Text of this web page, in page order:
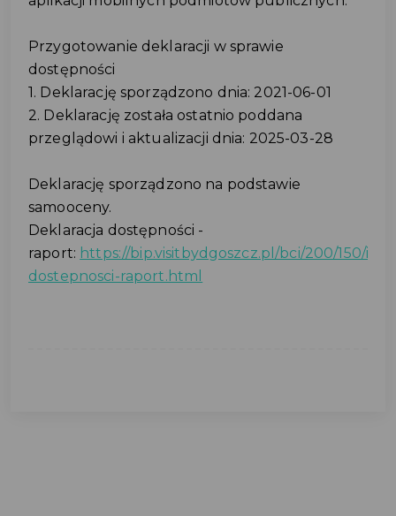
Przygotowanie deklaracji w sprawie
dostępności
1. Deklarację sporządzono dnia: 2021-06-01
2. Deklarację została ostatnio poddana
przeglądowi i aktualizacji dnia: 2025-03-28
Deklarację sporządzono na podstawie
samooceny.
Deklaracja dostępności -
raport: https://bip.visitbydgoszcz.pl/bci/200/150/
dostepnosci-raport.html